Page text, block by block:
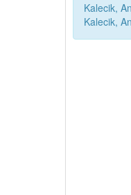
Kalecik,
Kalecik,